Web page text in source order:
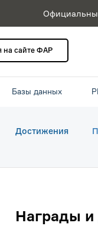
на сайте ФАР
Базы данных
Достижения
Награды и